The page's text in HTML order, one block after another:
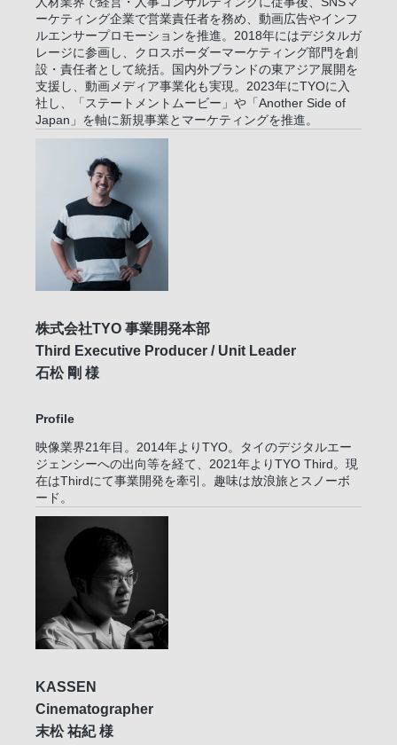
ーケティング企業で営業責任者を務め、動画広告やインフ
ルエンサープロモーションを推進。2018年にはデジタルガ
レージに参画し、クロスボーダーマーケティング部門を創
設・責任者として統括。国内外ブランドの東アジア展開を
支援し、動画メディア事業化も実現。2023年にTYOに入
社し、「ステートメントムービー」や「Another Side of
Japan」を軸に新規事業とマーケティングを推進。
株式会社TYO 事業開発本部
Third Executive Producer / Unit Leader
石松 剛 様
Profile
映像業界21年目。2014年よりTYO。タイのデジタルエー
ジェンシーへの出向等を経て、2021年よりTYO Third。現
在はThirdにて事業開発を牽引。趣味は放浪旅とスノーボ
ード。
KASSEN
Cinematographer
末松 祐紀 様